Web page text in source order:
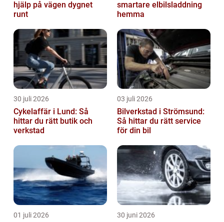
hjälp på vägen dygnet
runt
smartare elbilsladdning
hemma
30 juli 2026
Cykelaffär i Lund: Så
hittar du rätt butik och
verkstad
03 juli 2026
Bilverkstad i Strömsund:
Så hittar du rätt service
för din bil
01 juli 2026 30 juni 2026